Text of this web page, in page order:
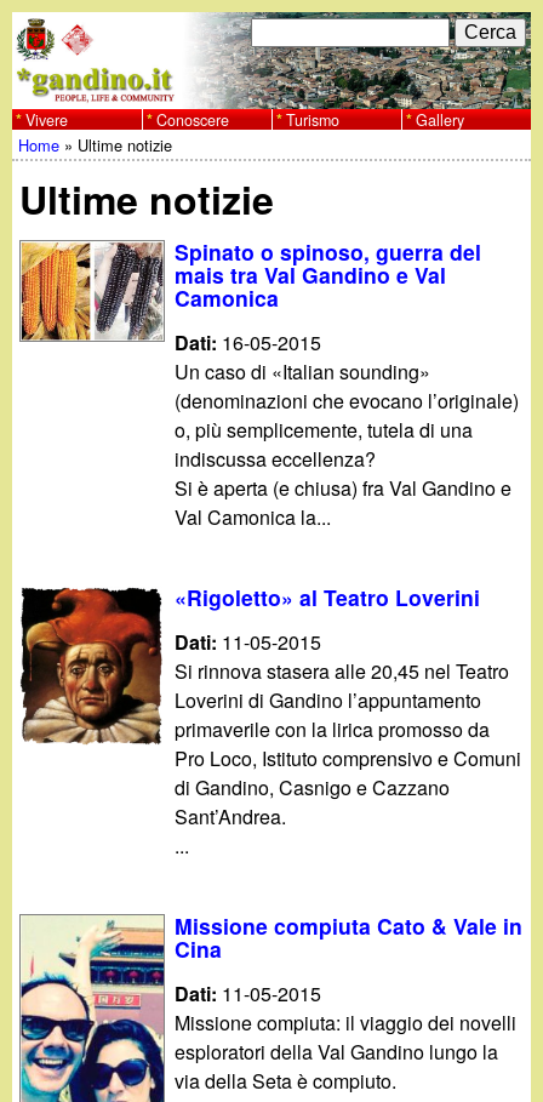
al
contenuto
principale
w
w
w
.
i
n
o
F
o
r
m
d
i
r
i
c
e
r
a
C
e
r
c
Vivere Conoscere Turismo Gallery
Tu
sei
qui
Home » Ultime notizie
Ultime notizie
Spinato o spinoso, guerra del
mais tra Val Gandino e Val
Camonica
Dati: 16-05-2015
Un caso di «Italian sounding»
(denominazioni che evocano l’originale)
o, più semplicemente, tutela di una
indiscussa eccellenza?
Si è aperta (e chiusa) fra Val Gandino e
Val Camonica la...
«Rigoletto» al Teatro Loverini
Dati: 11-05-2015
Si rinnova stasera alle 20,45 nel Teatro
Loverini di Gandino l’appuntamento
primaverile con la lirica promosso da
Pro Loco, Istituto comprensivo e Comuni
di Gandino, Casnigo e Cazzano
Sant’Andrea.
...
Missione compiuta Cato & Vale in
Cina
Dati: 11-05-2015
Missione compiuta: il viaggio dei novelli
esploratori della Val Gandino lungo la
via della Seta è compiuto.